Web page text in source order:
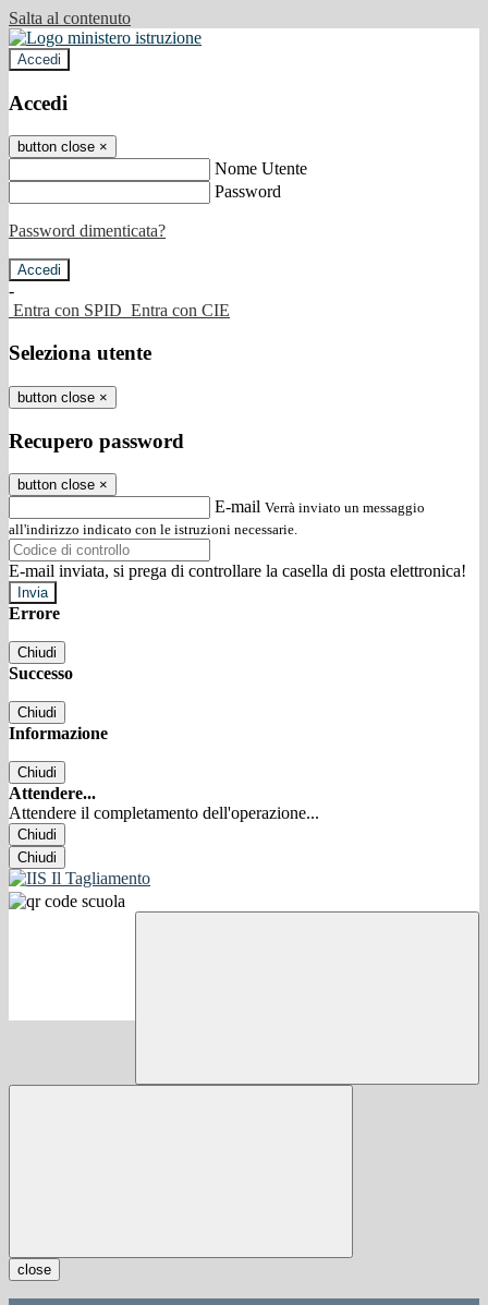
Salta al contenuto
Accedi
Accedi
button close ×
Nome Utente
Password
Password dimenticata?
-
Entra con SPID Entra con CIE
Seleziona utente
button close ×
Recupero password
button close ×
E-mail Verrà inviato un messaggio
all'indirizzo indicato con le istruzioni necessarie.
E-mail inviata, si prega di controllare la casella di posta elettronica!
Errore
Chiudi
Successo
Chiudi
Informazione
Chiudi
Attendere...
Attendere il completamento dell'operazione...
Chiudi
Chiudi
close